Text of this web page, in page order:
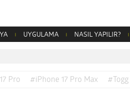
UYGULAMA NASIL YAPILIR?
Pro #iPhone 17 Pro Max #Togg